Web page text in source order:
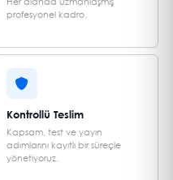
profesyonel kadro.
Kontrollü Teslim
Kapsam, test ve yayın
adımlarını kayıtlı bir süreçle
yönetiyoruz.